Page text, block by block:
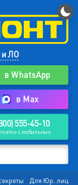
и ЛО
в WhatsApp
в Max
555-45-10
с мобильных
Для Юр. лиц